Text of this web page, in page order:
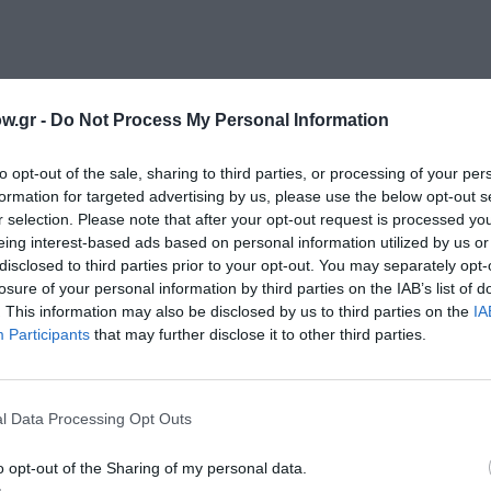
- Do Not Process My Personal Information
opt-out of the sale, sharing to third parties, or processing of your
for targeted advertising by us, please use the below opt-out
selection. Please note that after your opt-out request is processed
interest-based ads based on personal information utilized by us
to third parties prior to your opt-out. You may separately
of your personal information by third parties on the IAB’s list of
This information may also be disclosed by us to third parties on the
Participants that may further disclose it to other third parties.
Data Processing Opt Outs
opt-out of the Sharing of my personal data.
πρώτοι όλες τις ειδήσεις
στοCulturenow.gr
Δες
2022